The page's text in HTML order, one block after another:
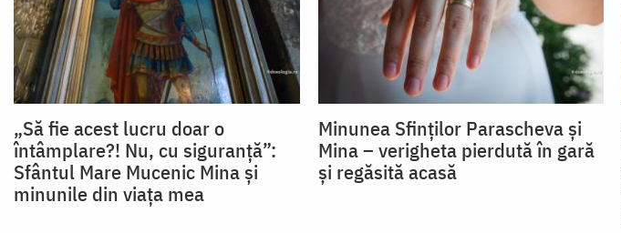
„Să fie acest lucru doar o
întâmplare?! Nu, cu siguranță”:
Sfântul Mare Mucenic Mina și
minunile din viața mea
Minunea Sfinților Parascheva și
Mina – verigheta pierdută în gară
și regăsită acasă